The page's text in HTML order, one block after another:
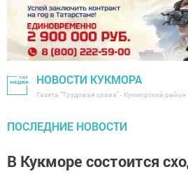
НОВОСТИ КУКМОРА
Газета "Трудовая слава" - Кукморский район
ПОСЛЕДНИЕ НОВОСТИ
В Кукморе состоится